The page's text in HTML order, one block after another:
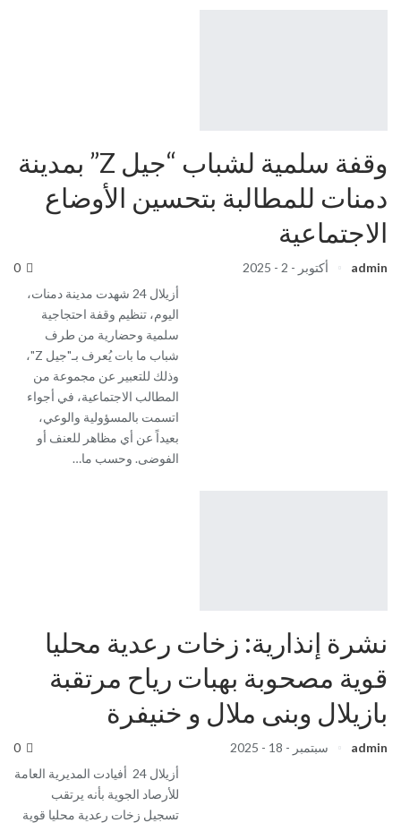
وقفة سلمية لشباب “جيل Z” بمدينة
دمنات للمطالبة بتحسين الأوضاع
الاجتماعية
admin أكتوبر - 2 - 2025
أزيلال 24 شهدت مدينة دمنات،
اليوم، تنظيم وقفة احتجاجية
سلمية وحضارية من طرف
شباب ما بات يُعرف بـ"جيل Z"،
وذلك للتعبير عن مجموعة من
المطالب الاجتماعية، في أجواء
اتسمت بالمسؤولية والوعي،
بعيداً عن أي مظاهر للعنف أو
الفوضى. وحسب ما…
نشرة إنذارية: زخات رعدية محليا
قوية مصحوبة بهبات رياح مرتقبة
بازيلال وبنى ملال و خنيفرة
admin سبتمبر - 18 - 2025
أزيلال 24 أفيادت المديرية العامة
للأرصاد الجوية بأنه يرتقب
تسجيل زخات رعدية محليا قوية